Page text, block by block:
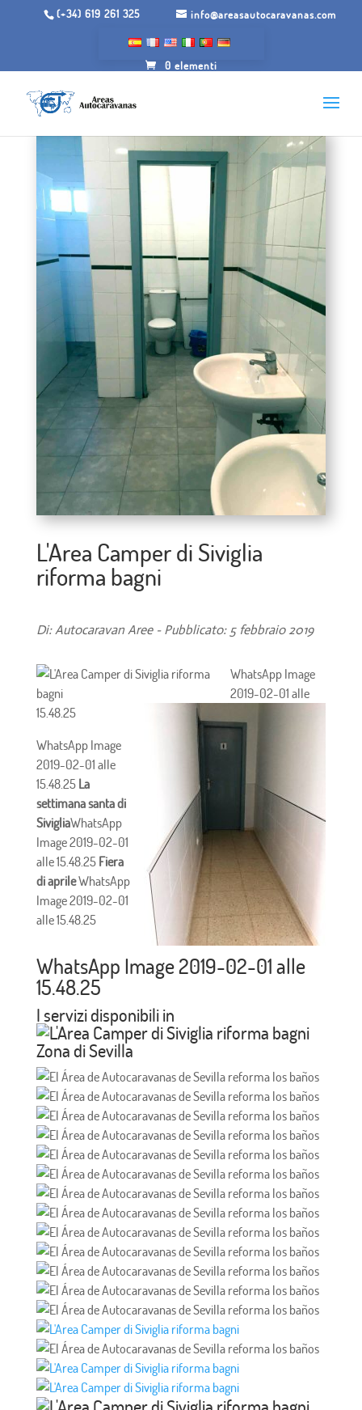
(+34) 619 261 325 info@areasautocaravanas.com
0 elementi
L'Area Camper di Siviglia
riforma bagni
Di: Autocaravan Aree - Pubblicato: 5 febbraio 2019
WhatsApp Image
2019-02-01 alle
15.48.25
WhatsApp Image
2019-02-01 alle
15.48.25 La
settimana santa di
SivigliaWhatsApp
Image 2019-02-01
alle 15.48.25 Fiera
di aprileWhatsApp
Image 2019-02-01
alle 15.48.25
WhatsApp Image 2019-02-01 alle
15.48.25
I servizi disponibili in
Zona di Sevilla